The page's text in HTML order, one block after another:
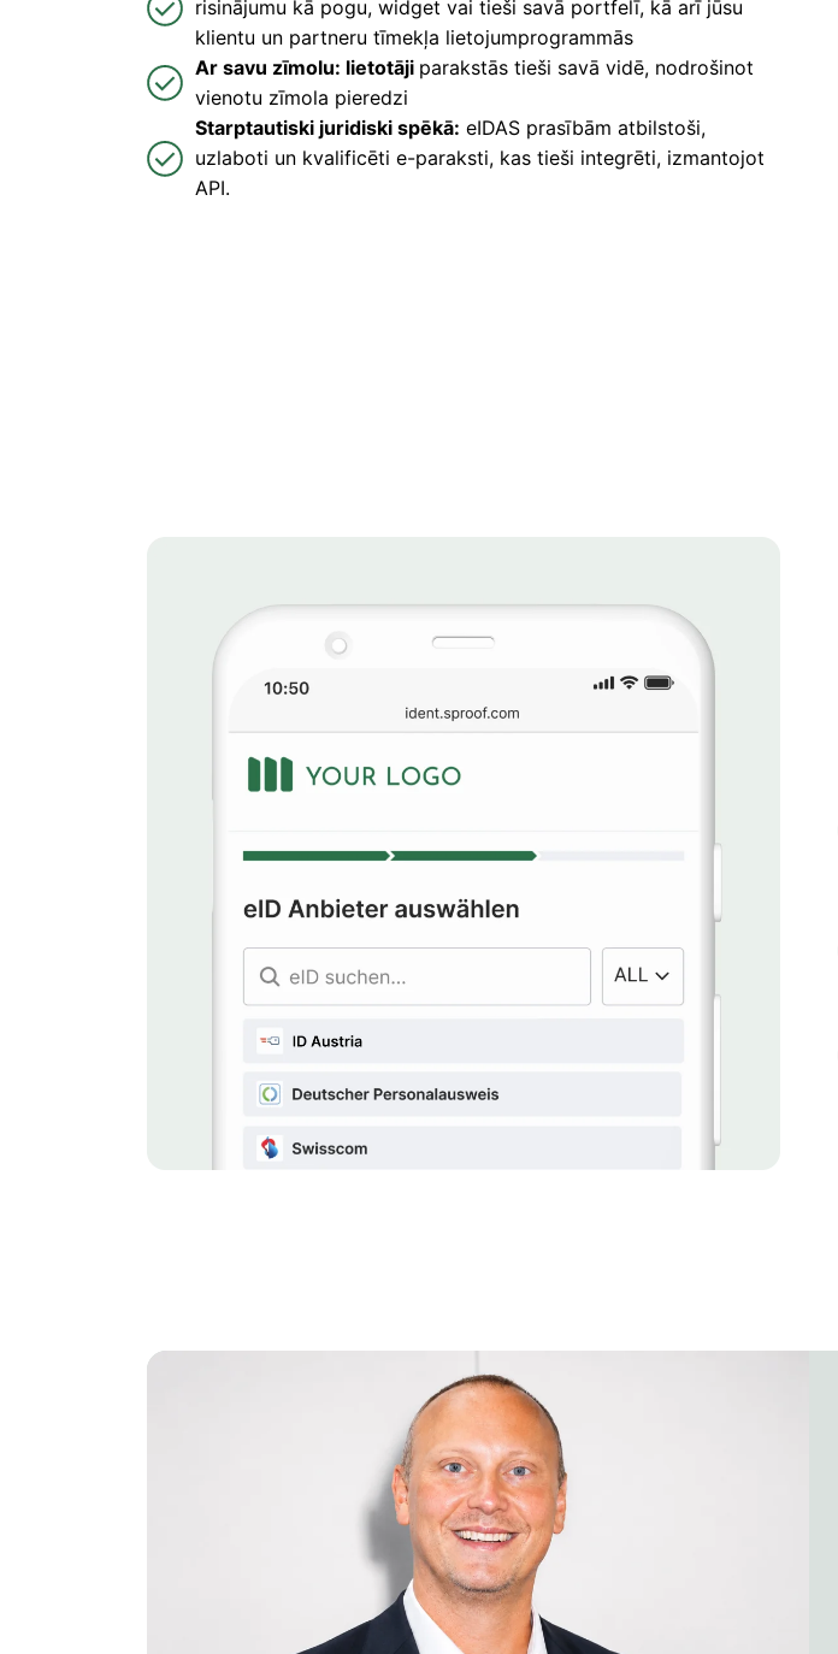
risinājumu kā pogu, widget vai tieši savā portfelī, kā arī jūsu
klientu un partneru tīmekļa lietojumprogrammās
Ar savu zīmolu: lietotāji parakstās tieši savā vidē, nodrošinot
vienotu zīmola pieredzi
Starptautiski juridiski spēkā: eIDAS prasībām atbilstoši,
uzlaboti un kvalificēti e-paraksti, kas tieši integrēti, izmantojot
API.